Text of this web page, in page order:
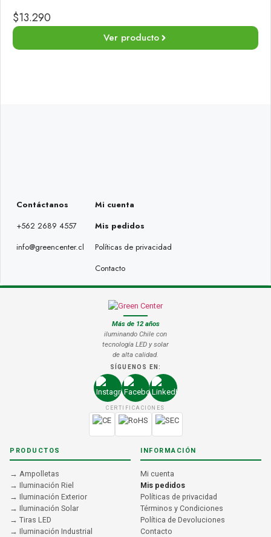
$13.290
Ver producto
Contáctanos
+562 2689 4557
info@greencenter.cl
Mi cuenta
Mis pedidos
Políticas de privacidad
Contacto
Más de 12 años
iluminando Chile con
tecnología LED y solar
de alta calidad.
SÍGUENOS EN:
CERTIFICACIONES
PRODUCTOS
→ Ampolletas
→ Iluminación Riel
→ Iluminación Exterior
→ Iluminación Solar
→ Tiras LED
→ Iluminación Industrial
INFORMACIÓN
Mi cuenta
Mis pedidos
Políticas de privacidad
Términos y Condiciones
Política de Devoluciones
Contacto